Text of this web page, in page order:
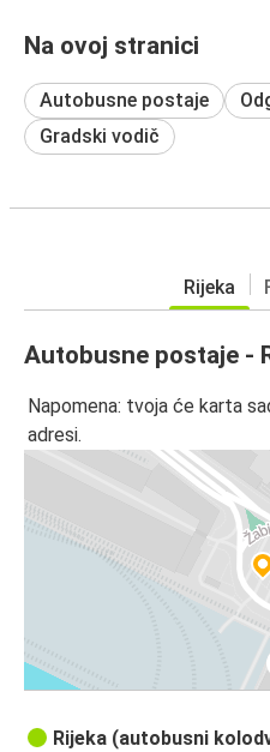
Na ovoj stranici
Autobusne postaje
Gradski vodič
Rijeka
Autobusne postaje -
Napomena: tvoja će karta
adresi.
Rijeka (autobusni